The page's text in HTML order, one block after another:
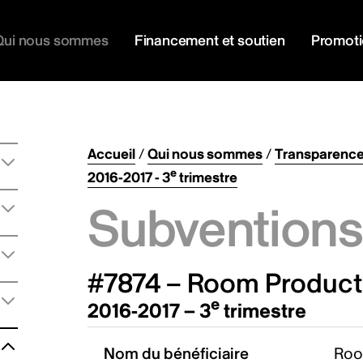
nous sommes Financement et soutien
Accueil/Qui nous sommes/
2016-2017 - 3etrimestre
#7874 – Room
2016-2017 – 3e trimestre
Nom du bénéficiaire